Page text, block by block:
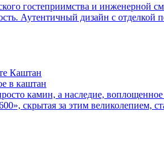
гостеприимства и инженерной
Аутентичный дизайн с отделкой
Каштан
в каштан
камин, а наследие,
скрытая за этим